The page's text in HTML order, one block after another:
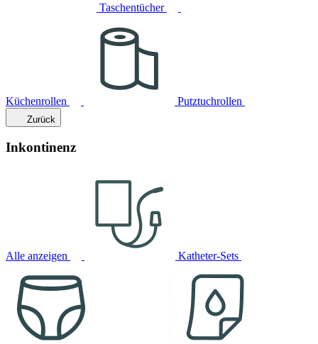
Taschentücher
Küchenrollen Putztuchrollen
Zurück
Inkontinenz
Alle anzeigen Katheter-Sets